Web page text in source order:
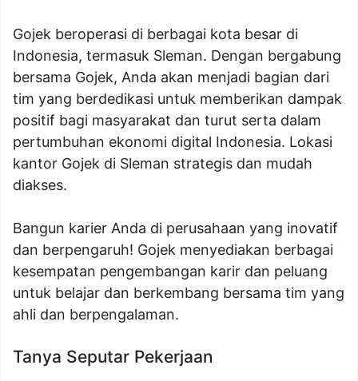
Gojek beroperasi di berbagai kota besar di
Indonesia, termasuk Sleman. Dengan bergabung
bersama Gojek, Anda akan menjadi bagian dari
tim yang berdedikasi untuk memberikan dampak
positif bagi masyarakat dan turut serta dalam
pertumbuhan ekonomi digital Indonesia. Lokasi
kantor Gojek di Sleman strategis dan mudah
diakses.
Bangun karier Anda di perusahaan yang inovatif
dan berpengaruh! Gojek menyediakan berbagai
kesempatan pengembangan karir dan peluang
untuk belajar dan berkembang bersama tim yang
ahli dan berpengalaman.
Tanya Seputar Pekerjaan